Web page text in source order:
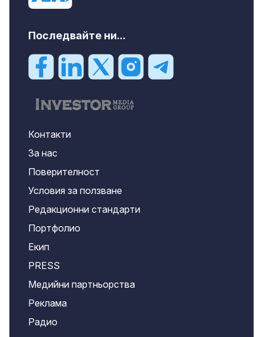
Последвайте ни...
Контакти
За нас
Поверителност
Условия за ползване
Редакционни стандарти
Портфолио
Екип
PRESS
Медийни партньорства
Реклама
Радио